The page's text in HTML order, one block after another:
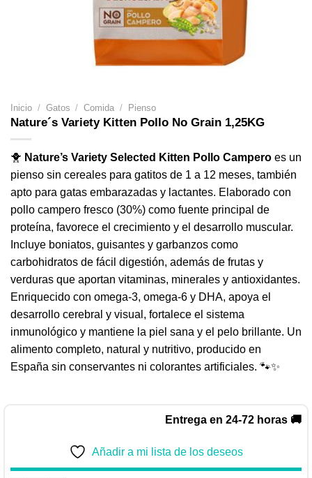
Inicio / Gatos / Comida / Pienso
Nature´s Variety Kitten Pollo No Grain 1,25KG
🐥 Nature’s Variety Selected Kitten Pollo Campero es un
pienso sin cereales para gatitos de 1 a 12 meses, también
apto para gatas embarazadas y lactantes. Elaborado con
pollo campero fresco (30%) como fuente principal de
proteína, favorece el crecimiento y el desarrollo muscular.
Incluye boniatos, guisantes y garbanzos como
carbohidratos de fácil digestión, además de frutas y
verduras que aportan vitaminas, minerales y antioxidantes.
Enriquecido con omega-3, omega-6 y DHA, apoya el
desarrollo cerebral y visual, fortalece el sistema
inmunológico y mantiene la piel sana y el pelo brillante. Un
alimento completo, natural y nutritivo, producido en
España sin conservantes ni colorantes artificiales. 🐾✨
Entrega en 24-72 horas 🚚
Añadir a mi lista de los deseos